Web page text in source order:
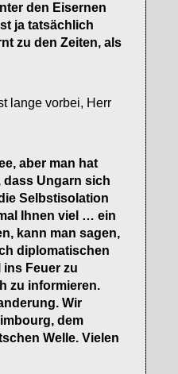
den Eisernen
ja tatsächlich
zu den Zeiten, als
lange vorbei, Herr
aber man hat
Ungarn sich
Selbstisolation
Ihnen viel … ein
kann man sagen,
diplomatischen
ins Feuer zu
zu informieren.
Wir
dem
Welle. Vielen